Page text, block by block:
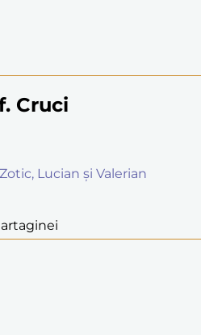
Cruci
Lucian și Valerian